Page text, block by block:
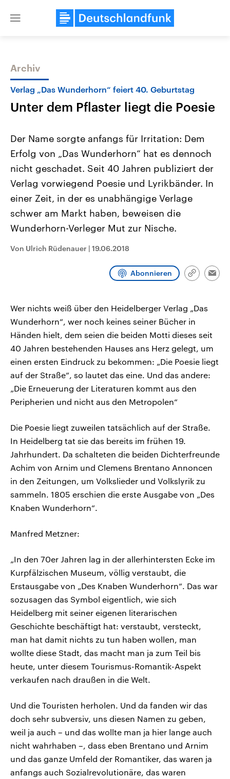
Close
Themen
USA
Aktuelle Beiträge, Analysen und
Hintergründe
Wirtschaftlich und militärisch
gehören die Vereinigten Staaten zu
den mächtigsten Ländern der Erde,
mit großem Einfluss auf das
Nahostkonflikt
Aktuelle Lage und
Der Überfall der
Terrororganisation Hamas
Oktober 2023 auf Israel
Israel möchte die Hamas
Archiv
Verlag „Das Wunderhorn“ feiert 40. Geburtstag
Unter dem Pflaster liegt die Poesie
Der Name sorgte anfangs für Irritation: Dem
Erfolg von „Das Wunderhorn“ hat es dennoch
nicht geschadet. Seit 40 Jahren publiziert der
Verlag vorwiegend Poesie und Lyrikbänder. In
einer Zeit, in der es unabhängige Verlage
schwer am Markt haben, beweisen die
Wunderhorn-Verleger Mut zur Nische.
Von Ulrich Rüdenauer | 19.06.2018
Abonnieren
Link
Wer nichts weiß über den Heidelberger Verlag „Das
Wunderhorn“, wer noch keines seiner Bücher in
Händen hielt, dem seien die beiden Motti dieses seit
40 Jahren bestehenden Hauses ans Herz gelegt, um
einen ersten Eindruck zu bekommen: „Die Poesie liegt
auf der Straße“, so lautet das eine. Und das andere:
„Die Erneuerung der Literaturen kommt aus den
Peripherien und nicht aus den Metropolen“
Die Poesie liegt zuweilen tatsächlich auf der Straße.
In Heidelberg tat sie das bereits im frühen 19.
Jahrhundert. Da schalteten die beiden Dichterfreunde
Achim von Arnim und Clemens Brentano Annoncen
in den Zeitungen, um Volkslieder und Volkslyrik zu
sammeln. 1805 erschien die erste Ausgabe von „Des
Knaben Wunderhorn“.
Manfred Metzner:
„In den 70er Jahren lag in der allerhintersten Ecke im
Kurpfälzischen Museum, völlig verstaubt, die
Erstausgabe von „Des Knaben Wunderhorn“. Das war
sozusagen das Symbol eigentlich, wie sich
Heidelberg mit seiner eigenen literarischen
Geschichte beschäftigt hat: verstaubt, versteckt,
man hat damit nichts zu tun haben wollen, man
wollte diese Stadt, das macht man ja zum Teil bis
heute, unter diesem Tourismus-Romantik-Aspekt
verkaufen nach draußen in die Welt.
Und die Touristen herholen. Und da fanden wir das
doch sehr subversiv, uns diesen Namen zu geben,
weil ja auch – und das wollte man ja hier lange auch
nicht wahrhaben –, dass eben Brentano und Arnim
und das ganze Umfeld der Romantiker, das waren ja
anfangs auch Sozialrevolutionäre, das waren